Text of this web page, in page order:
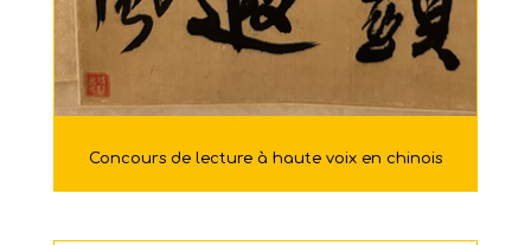
Concours de lecture à haute voix en chinois